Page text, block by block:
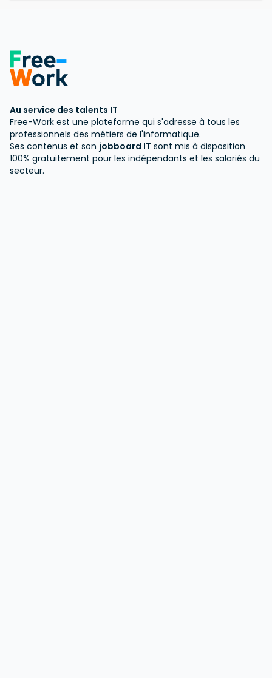
Au service des talents IT
Free-Work est une plateforme qui s'adresse à tous les
professionnels des métiers de l'informatique.
Ses contenus et son jobboard IT sont mis à disposition
100% gratuitement pour les indépendants et les salariés du
secteur.